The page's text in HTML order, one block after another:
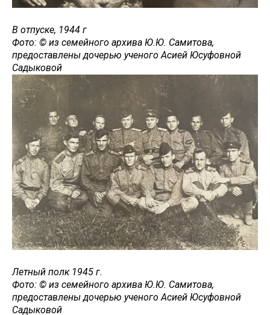
В отпуске, 1944 г
Фото: © из семейного архива Ю.Ю. Самитова,
предоставлены дочерью ученого Асией Юсуфовной
Садыковой
Летный полк 1945 г.
Фото: © из семейного архива Ю.Ю. Самитова,
предоставлены дочерью ученого Асией Юсуфовной
Садыковой